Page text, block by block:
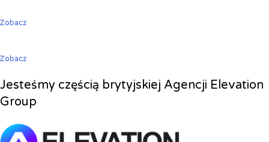
Zobacz
Zobacz
Jesteśmy częścią brytyjskiej Agencji Elevation
Group